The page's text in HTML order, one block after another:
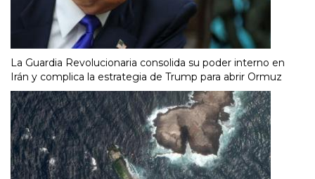
La Guardia Revolucionaria consolida su poder interno en
Irán y complica la estrategia de Trump para abrir Ormuz